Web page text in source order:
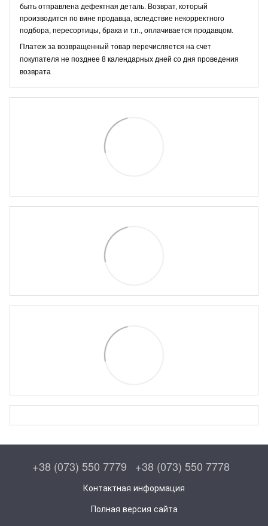
быть отправлена дефектная деталь. Возврат, который
производится по вине продавца, вследствие некорректного
подбора, пересортицы, брака и т.п., оплачивается продавцом.
Платеж за возвращенный товар перечисляется на счет
покупателя не позднее 8 календарных дней со дня проведения
возврата
+38 (073) 550 7779 +38 (073) 550 7778
Контактная информация
Полная версия сайта